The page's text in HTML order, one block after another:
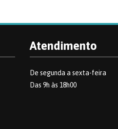
Atendimento
De segunda a sexta-feira
Das 9h às 18h00